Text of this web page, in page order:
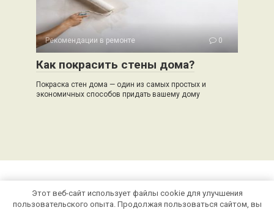
Рекомендации в ремонте 0
Как покрасить стены дома?
Покраска стен дома — один из самых простых и
экономичных способов придать вашему дому
© 2026 stroivector.ru
Этот веб-сайт использует файлы cookie для улучшения
пользовательского опыта. Продолжая пользоваться сайтом, вы